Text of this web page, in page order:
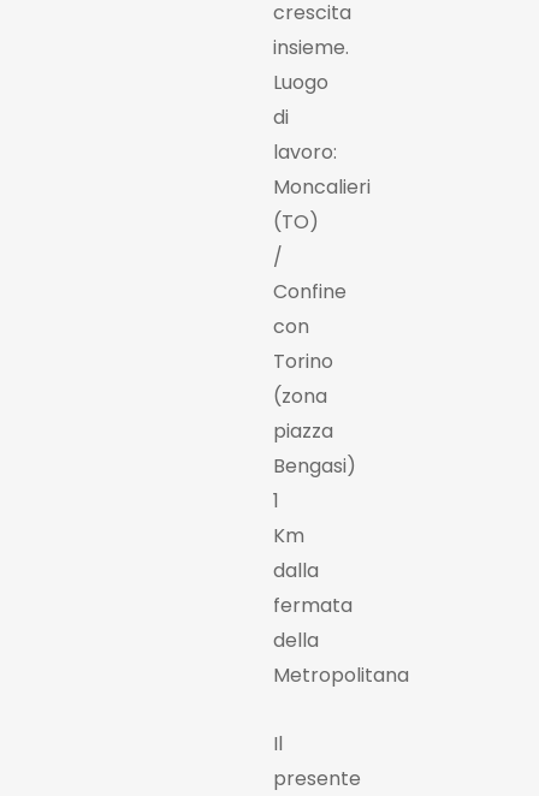
crescita
insieme.
Luogo
di
lavoro:
Moncalieri
(TO)
/
Confine
con
Torino
(zona
piazza
Bengasi)
1
Km
dalla
fermata
della
Metropolitana
Il
presente